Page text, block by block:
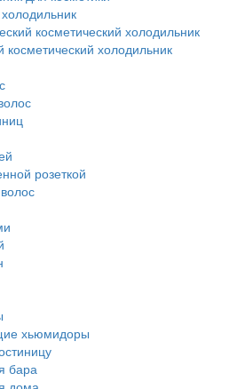
косметический холодильник
холодильник
розеткой
хьюмидоры
бара